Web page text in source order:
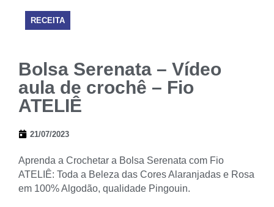
RECEITA
Bolsa Serenata – Vídeo
aula de crochê – Fio
ATELIÊ
21/07/2023
Aprenda a Crochetar a Bolsa Serenata com Fio
ATELIÊ: Toda a Beleza das Cores Alaranjadas e Rosa
em 100% Algodão, qualidade Pingouin.